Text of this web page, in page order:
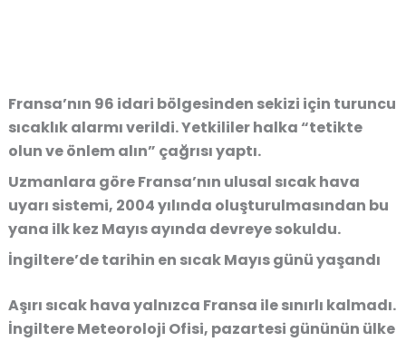
Fransa’nın 96 idari bölgesinden sekizi için turuncu
sıcaklık alarmı verildi. Yetkililer halka “tetikte
olun ve önlem alın” çağrısı yaptı.
Uzmanlara göre Fransa’nın ulusal sıcak hava
uyarı sistemi, 2004 yılında oluşturulmasından bu
yana ilk kez Mayıs ayında devreye sokuldu.
İngiltere’de tarihin en sıcak Mayıs günü yaşandı
Aşırı sıcak hava yalnızca Fransa ile sınırlı kalmadı.
İngiltere Meteoroloji Ofisi, pazartesi gününün ülke